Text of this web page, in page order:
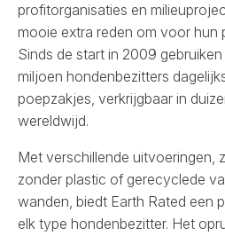
profitorganisaties en
mooie extra reden om voor hun
Sinds de start in 2009
miljoen hondenbezitters
poepzakjes, verkrijgbaar in
wereldwijd.
Met verschillende uitvoeringen,
zonder plastic of gerecyclede
wanden, biedt Earth Rated een
elk type hondenbezitter. Het